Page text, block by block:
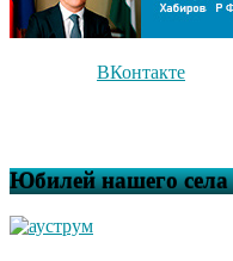
ВКонтакте
Юбилей нашего села